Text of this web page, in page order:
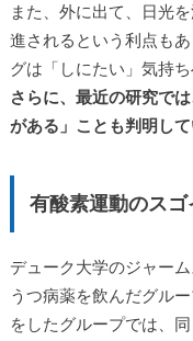
また、外に出て、日光
進されるという利点も
グは「しにたい」気持
さらに、最近の研究で
がある」ことも判明して
有酸素運動のス
デューク大学のジャー
うつ病薬を飲んだグル
をしたグループでは、